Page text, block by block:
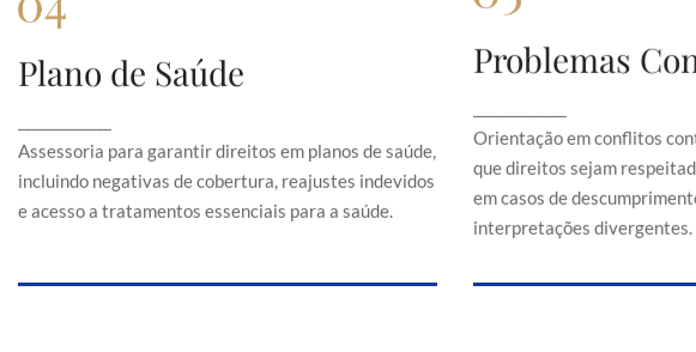
Plano de Saúde
Assessoria para garantir direitos em planos de saúde,
incluindo negativas de cobertura, reajustes indevidos
e acesso a tratamentos essenciais para a saúde.
Plano de Saúde
reajustes indevidos e acesso a tratamentos
Problemas
Orientação em conflitos
que direitos sejam
em casos de
interpretações divergentes.
Problemas
assegurando que
buscando
descumprimento,
interpretações